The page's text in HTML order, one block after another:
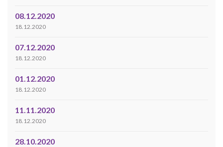
08.12.2020
18.12.2020
07.12.2020
18.12.2020
01.12.2020
18.12.2020
11.11.2020
18.12.2020
28.10.2020